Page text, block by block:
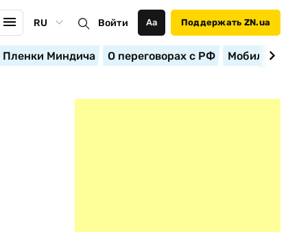
RU Войти Аа Поддержать ZN.ua
Пленки Миндича О переговорах с РФ